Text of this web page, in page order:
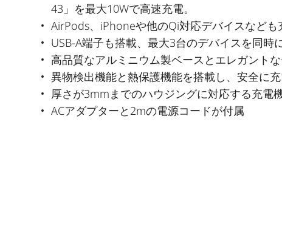
43」を最大10Wで高速充電。
AirPods、iPhoneや他のQi対応デバイスなども
USB-A端子も搭載、最大3台のデバイスを同時
高品質なアルミニウム製ベースとエレガント
異物検出機能と熱保護機能を搭載し、安全に
厚さが3mmまでのハウジングに対応する充電
ACアダプターと2mの電源コードが付属